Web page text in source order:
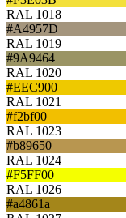
RAL 1018
#A4957D
RAL 1019
#9A9464
RAL 1020
#EEC900
RAL 1021
#f2bf00
RAL 1023
#b89650
RAL 1024
#F5FF00
RAL 1026
#a4861a